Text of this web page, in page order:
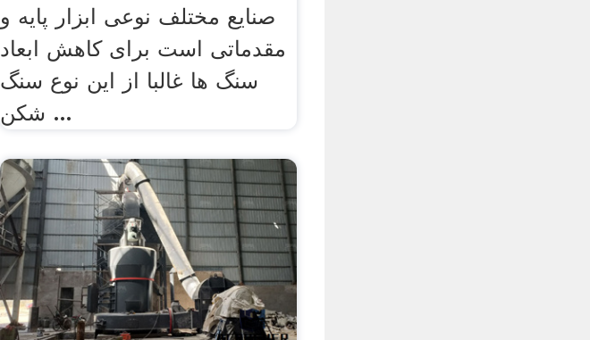
صنایع مختلف نوعی ابزار پایه و
مقدماتی است برای کاهش ابعاد
سنگ ها غالبا از این نوع سنگ
شکن ...